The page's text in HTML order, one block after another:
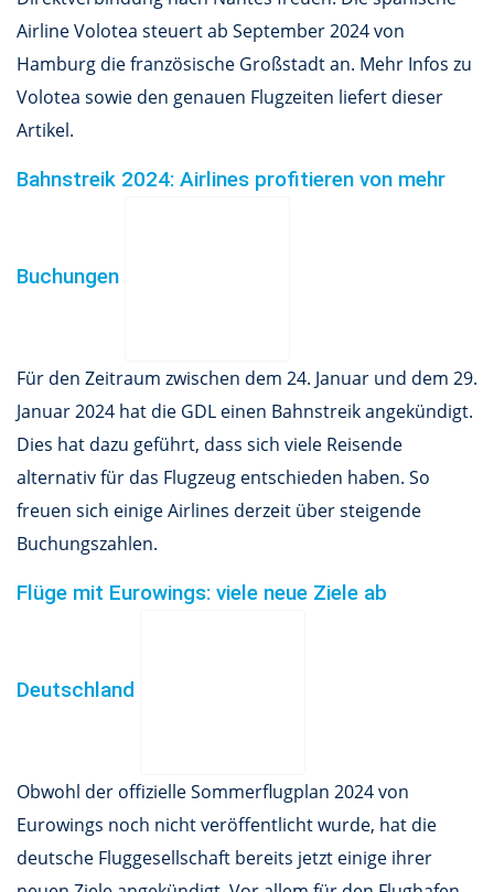
Airline Volotea steuert ab September 2024 von
Hamburg die französische Großstadt an. Mehr Infos zu
Volotea sowie den genauen Flugzeiten liefert dieser
Artikel.
Bahnstreik 2024: Airlines profitieren von mehr
Buchungen
Für den Zeitraum zwischen dem 24. Januar und dem 29.
Januar 2024 hat die GDL einen Bahnstreik angekündigt.
Dies hat dazu geführt, dass sich viele Reisende
alternativ für das Flugzeug entschieden haben. So
freuen sich einige Airlines derzeit über steigende
Buchungszahlen.
Flüge mit Eurowings: viele neue Ziele ab
Deutschland
Obwohl der offizielle Sommerflugplan 2024 von
Eurowings noch nicht veröffentlicht wurde, hat die
deutsche Fluggesellschaft bereits jetzt einige ihrer